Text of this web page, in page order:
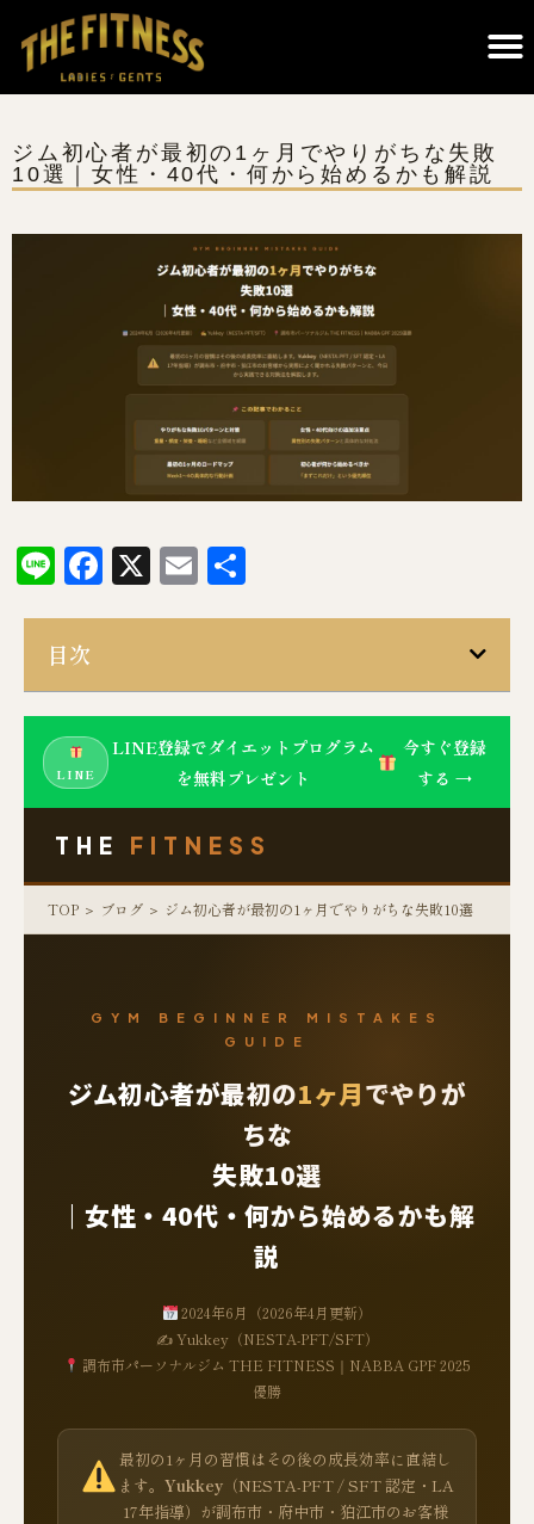
ジム初心者が最初の1ヶ月でやりがちな失敗
10選｜女性・40代・何から始めるかも解説
LineFacebook
X Email
有
目次
LINE
LINE登録でダイエットプログラム
を無料プレゼント
今すぐ登録
する →
THE FITNESS
TOP ＞ ブログ ＞ ジム初心者が最初の1ヶ月でやりがちな失敗10選
GYM BEGINNER MISTAKES
GUIDE
ジム初心者が最初の1ヶ月でやりが
ちな
失敗10選
｜女性・40代・何から始めるかも解
説
2024年6月（2026年4月更新）
✍ Yukkey（NESTA-PFT/SFT）
調布市パーソナルジム THE FITNESS｜NABBA GPF 2025
優勝
最初の1ヶ月の習慣はその後の成長効率に直結し
ます。 Yukkey（NESTA-PFT / SFT 認定・LA
17年指導）が調布市・府中市・狛江市のお客様